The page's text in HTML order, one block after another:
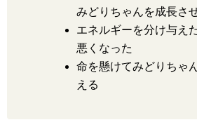
みどりちゃんを成長さ
エネルギーを分け与え
悪くなった
命を懸けてみどりちゃ
える